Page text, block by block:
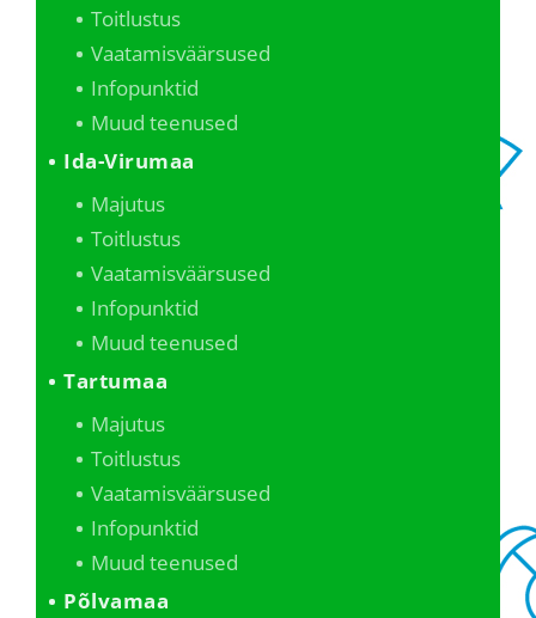
Toitlustus
Vaatamisväärsused
Infopunktid
Muud teenused
Ida-Virumaa
Majutus
Toitlustus
Vaatamisväärsused
Infopunktid
Muud teenused
Tartumaa
Majutus
Toitlustus
Vaatamisväärsused
Infopunktid
Muud teenused
Põlvamaa